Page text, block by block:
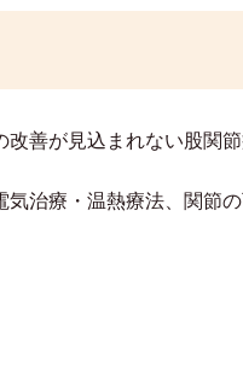
善が見込まれない股関
治療・温熱療法、関節